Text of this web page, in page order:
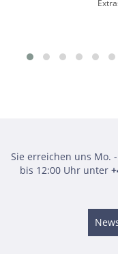
Sie erreichen uns Mo.
bis 12:00 Uhr unter